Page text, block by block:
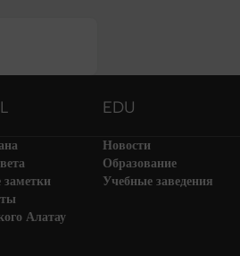
EDU
Алатау
Новости
Образование
Учебные заведения